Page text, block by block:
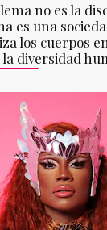
no es la
es una
los cuerpos
diversidad